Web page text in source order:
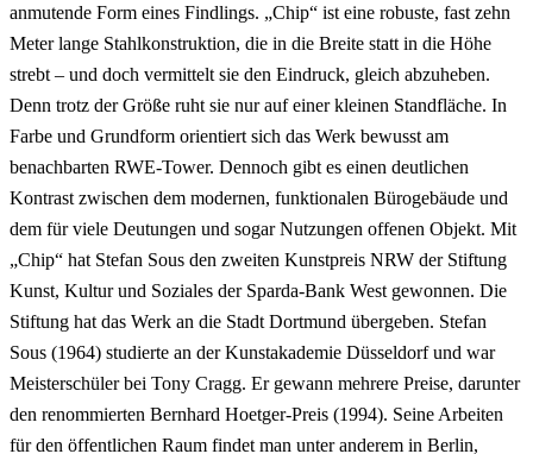
anmutende Form eines Findlings. „Chip“ ist eine robuste, fast zehn
Meter lange Stahlkonstruktion, die in die Breite statt in die Höhe
strebt – und doch vermittelt sie den Eindruck, gleich abzuheben.
Denn trotz der Größe ruht sie nur auf einer kleinen Standfläche. In
Farbe und Grundform orientiert sich das Werk bewusst am
benachbarten RWE-Tower. Dennoch gibt es einen deutlichen
Kontrast zwischen dem modernen, funktionalen Bürogebäude und
dem für viele Deutungen und sogar Nutzungen offenen Objekt. Mit
„Chip“ hat Stefan Sous den zweiten Kunstpreis NRW der Stiftung
Kunst, Kultur und Soziales der Sparda-Bank West gewonnen. Die
Stiftung hat das Werk an die Stadt Dortmund übergeben. Stefan
Sous (1964) studierte an der Kunstakademie Düsseldorf und war
Meisterschüler bei Tony Cragg. Er gewann mehrere Preise, darunter
den renommierten Bernhard Hoetger-Preis (1994). Seine Arbeiten
für den öffentlichen Raum findet man unter anderem in Berlin,